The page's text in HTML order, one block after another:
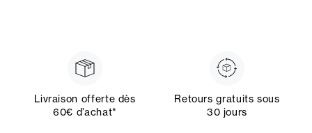
Livraison offerte dès
60€ d’achat*
Retours gratuits sous
30 jours